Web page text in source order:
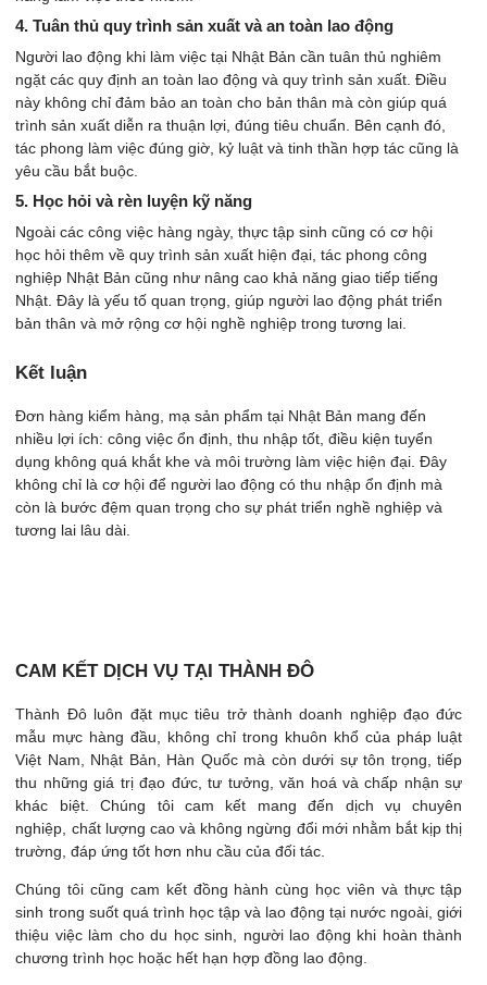
4. Tuân thủ quy trình sản xuất và an toàn lao động
Người lao động khi làm việc tại Nhật Bản cần tuân thủ nghiêm
ngặt các quy định an toàn lao động và quy trình sản xuất. Điều
này không chỉ đảm bảo an toàn cho bản thân mà còn giúp quá
trình sản xuất diễn ra thuận lợi, đúng tiêu chuẩn. Bên cạnh đó,
tác phong làm việc đúng giờ, kỷ luật và tinh thần hợp tác cũng là
yêu cầu bắt buộc.
5. Học hỏi và rèn luyện kỹ năng
Ngoài các công việc hàng ngày, thực tập sinh cũng có cơ hội
học hỏi thêm về quy trình sản xuất hiện đại, tác phong công
nghiệp Nhật Bản cũng như nâng cao khả năng giao tiếp tiếng
Nhật. Đây là yếu tố quan trọng, giúp người lao động phát triển
bản thân và mở rộng cơ hội nghề nghiệp trong tương lai.
Kết luận
Đơn hàng kiểm hàng, mạ sản phẩm tại Nhật Bản mang đến
nhiều lợi ích: công việc ổn định, thu nhập tốt, điều kiện tuyển
dụng không quá khắt khe và môi trường làm việc hiện đại. Đây
không chỉ là cơ hội để người lao động có thu nhập ổn định mà
còn là bước đệm quan trọng cho sự phát triển nghề nghiệp và
tương lai lâu dài.
CAM KẾT DỊCH VỤ TẠI THÀNH ĐÔ
Thành Đô luôn đặt mục tiêu trở thành doanh nghiệp đạo đức
mẫu mực hàng đầu, không chỉ trong khuôn khổ của pháp luật
Việt Nam, Nhật Bản, Hàn Quốc mà còn dưới sự tôn trọng, tiếp
thu những giá trị đạo đức, tư tưởng, văn hoá và chấp nhận sự
khác biệt. Chúng tôi cam kết mang đến dịch vụ chuyên
nghiệp, chất lượng cao và không ngừng đổi mới nhằm bắt kịp thị
trường, đáp ứng tốt hơn nhu cầu của đối tác.
Chúng tôi cũng cam kết đồng hành cùng học viên và thực tập
sinh trong suốt quá trình học tập và lao động tại nước ngoài, giới
thiệu việc làm cho du học sinh, người lao động khi hoàn thành
chương trình học hoặc hết hạn hợp đồng lao động.